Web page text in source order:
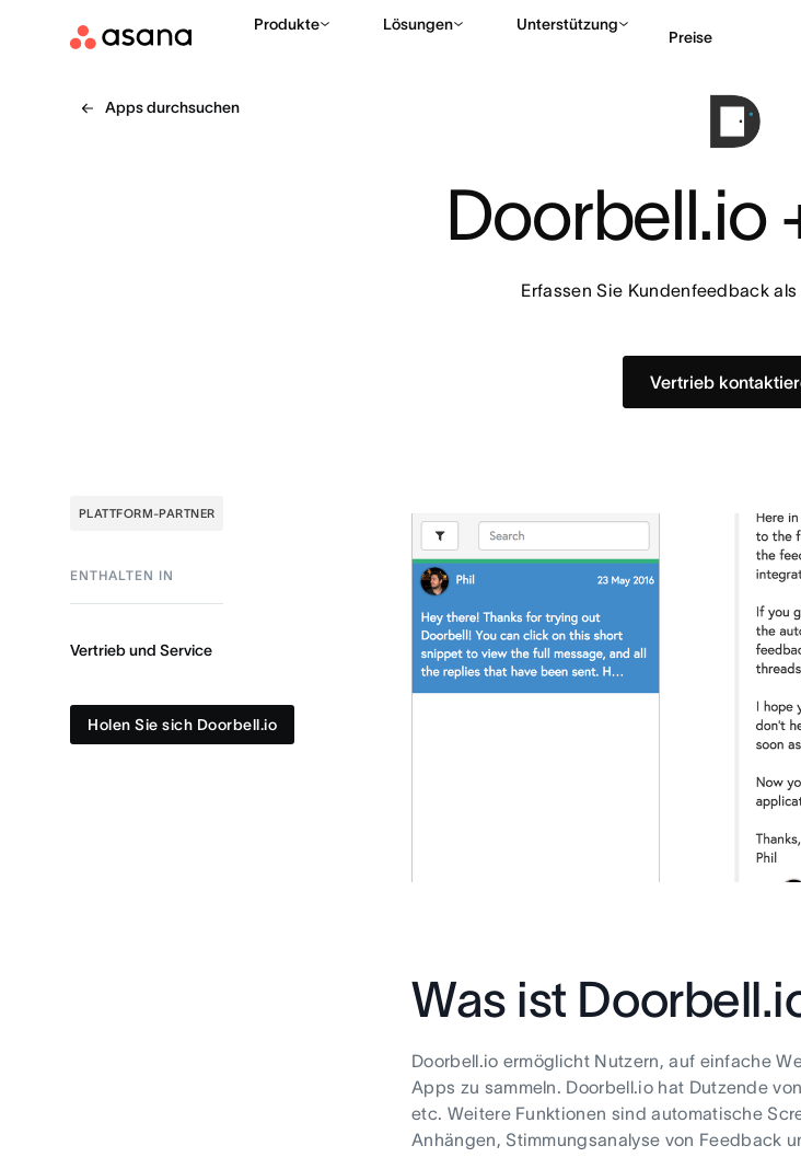
Produkte Lösungen Unterstützung
Preise
Apps durchsuchen
Doorbell.io
Erfassen Sie Kundenfeedback
Vertrieb
PLATTFORM-PARTNER
ENTHALTEN IN
Vertrieb und Service
Holen Sie sich Doorbell.io
Was ist
Doorbell.io ermöglicht Nutzern, auf einfache
Apps zu sammeln. Doorbell.io hat Dutzende
etc. Weitere Funktionen sind automatische
Anhängen, Stimmungsanalyse von Feedback